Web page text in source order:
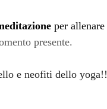
per allenare
presente.
e neofiti dello yoga!!